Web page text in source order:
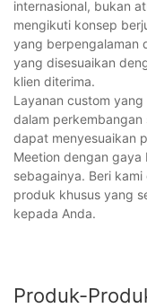
internasional, bukan
mengikuti konsep
yang berpengalaman
yang disesuaikan
klien diterima.
Layanan custom
dalam perkembangan
dapat menyesuaikan
Meetion dengan
sebagainya. Beri
produk khusus yang
kepada Anda.
Produk-